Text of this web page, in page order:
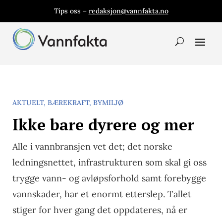
Tips oss – redaksjon@vannfakta.no
AKTUELT, BÆREKRAFT, BYMILJØ
Ikke bare dyrere og mer
Alle i vannbransjen vet det; det norske
ledningsnettet, infrastrukturen som skal gi oss
trygge vann- og avløpsforhold samt forebygge
vannskader, har et enormt etterslep. Tallet
stiger for hver gang det oppdateres, nå er